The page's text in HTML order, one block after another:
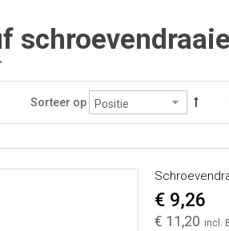
Sorteer op
€ 11,20
€ 9,26